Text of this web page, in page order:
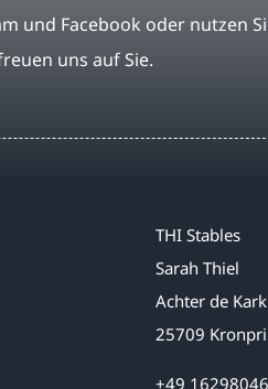
und Facebook oder nutzen
uns auf Sie.
THI Stables
Sarah Thiel
Achter de
25709
+49